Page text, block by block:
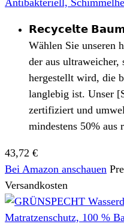
Antibakteriell,
𝗥𝗲𝗰𝘆𝗰𝗲𝗹𝘁𝗲
Wählen Sie unseren
der aus
hergestellt wird, die
langlebig ist. Unser
zertifiziert und
mindestens 50% aus
43,72 €
Bei Amazon anschauen
Versandkosten